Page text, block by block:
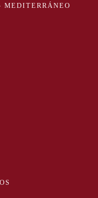
MEDITERRÁNEO